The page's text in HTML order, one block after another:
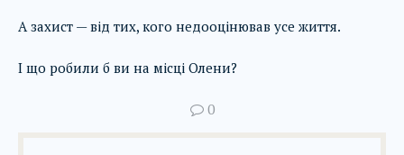
А захист — від тих, кого недооцінював усе життя.
І що робили б ви на місці Олени?
0